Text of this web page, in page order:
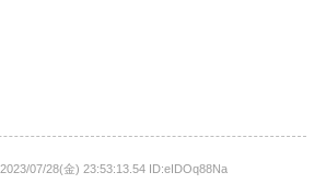
07/28(金) 23:53:13.54 ID:eIDOq88Na